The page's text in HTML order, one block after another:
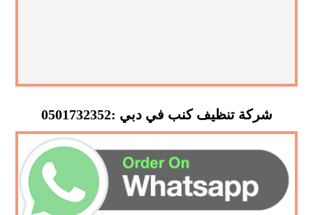
شركة تنظيف كنب في دبي :0501732352